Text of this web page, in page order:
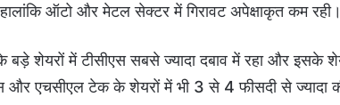
ऑटो और मेटल सेक्टर में गिरावट अपेक्षाकृत कम रही।
बड़े शेयरों में टीसीएस सबसे ज्यादा दबाव में रहा और इसके
और एचसीएल टेक के शेयरों में भी 3 से 4 फीसदी से ज्यादा की